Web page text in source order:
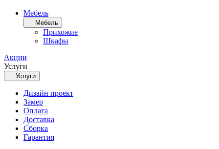
Мебель
Мебель
Прихожие
Шкафы
Акции
Услуги
Услуги
Дизайн проект
Замер
Оплата
Доставка
Сборка
Гарантия